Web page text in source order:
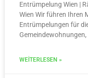
Entrümpelung Wien |
Wien Wir führen Ihren
Entrümpelungen für
WEITERLESEN »